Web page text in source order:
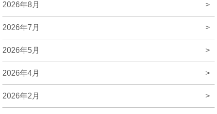
2026年8月 >
2026年7月 >
2026年5月 >
2026年4月 >
2026年2月 >